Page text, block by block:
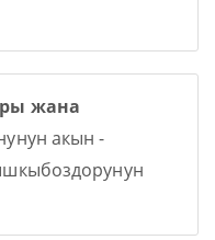
жана
акын -